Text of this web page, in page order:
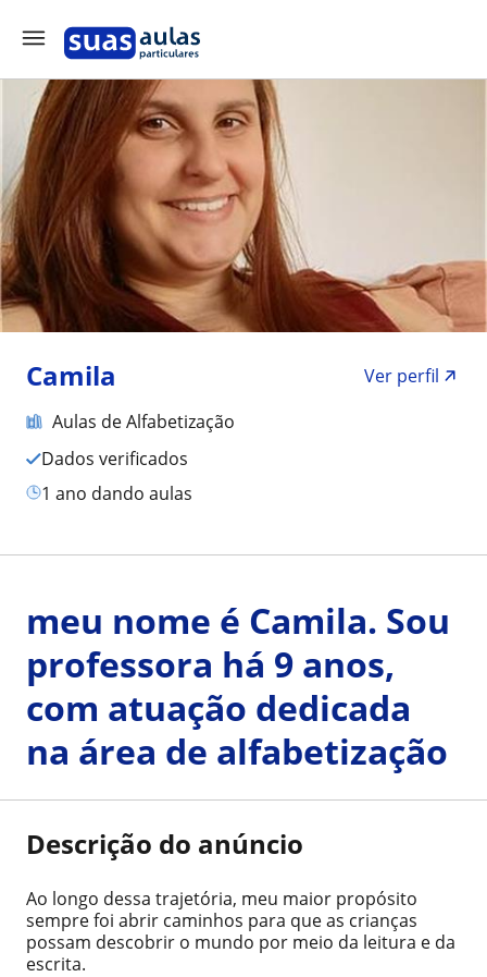
Camila
Ver perfil
Aulas de Alfabetização
Dados verificados
1 ano dando aulas
meu nome é Camila. Sou
professora há 9 anos,
com atuação dedicada
na área de alfabetização
Descrição do anúncio
Ao longo dessa trajetória, meu maior propósito
sempre foi abrir caminhos para que as crianças
possam descobrir o mundo por meio da leitura e da
escrita.